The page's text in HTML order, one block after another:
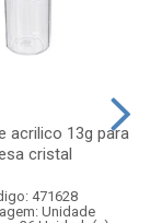
acrilico 13g para
cristal
471628
Unidade